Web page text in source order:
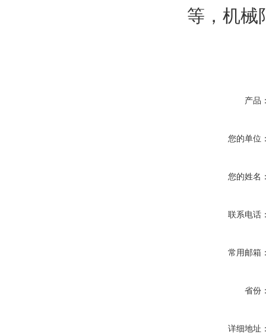
等，机械
产品
您的单位
您的姓名
联系电话
常用邮箱
省份
详细地址